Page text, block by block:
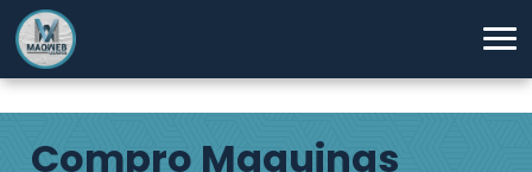
Compro Maquinas